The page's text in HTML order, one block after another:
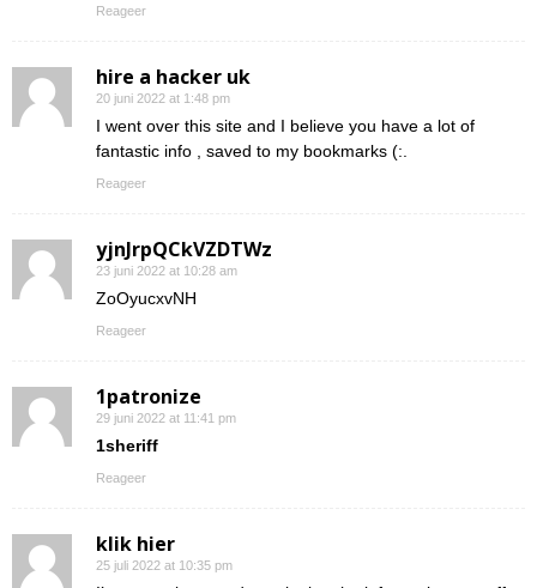
Reageer
hire a hacker uk
20 juni 2022 at 1:48 pm
I went over this site and I believe you have a lot of
fantastic info , saved to my bookmarks (:.
Reageer
yjnJrpQCkVZDTWz
23 juni 2022 at 10:28 am
ZoOyucxvNH
Reageer
1patronize
29 juni 2022 at 11:41 pm
1sheriff
Reageer
klik hier
25 juli 2022 at 10:35 pm